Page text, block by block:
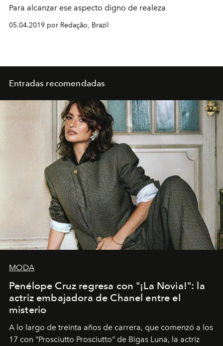
Para alcanzar ese aspecto digno de realeza
05.04.2019 por Redação, Brazil
Entradas recomendadas
MODA
Penélope Cruz regresa con "¡La Novia!": la
actriz embajadora de Chanel entre el
misterio
A lo largo de treinta años de carrera, que comenzó a los
17 con "Prosciutto Prosciutto" de Bigas Luna, la actriz